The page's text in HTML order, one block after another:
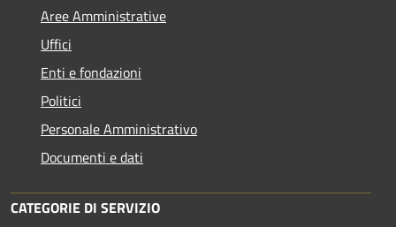
Aree Amministrative
Uffici
Enti e fondazioni
Politici
Personale Amministrativo
Documenti e dati
CATEGORIE DI SERVIZIO